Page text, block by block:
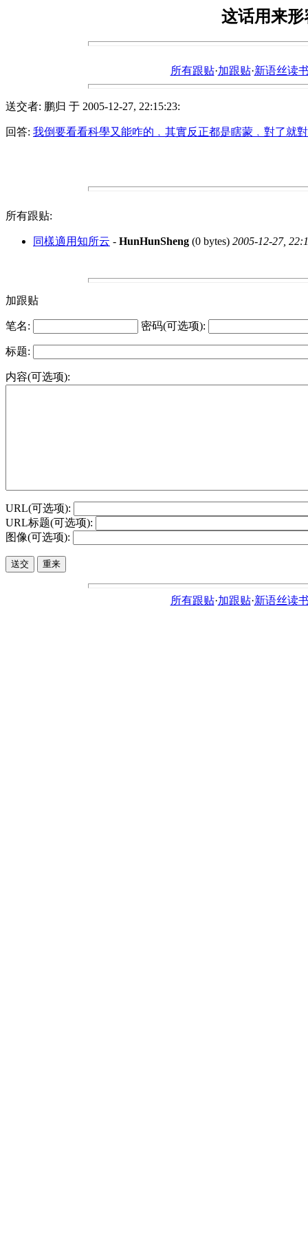
这话用来
所有跟贴·加跟贴·新语丝读
送交者: 鹏归 于 2005-12-27, 22:15:23:
回答: 我倒要看看科學又能咋的﹐其實反正都是瞎蒙﹐對了就
所有跟贴:
同樣適用知所云 - HunHunSheng (0 bytes) 2005-12-27,
加跟贴
笔名: 密码(可选项):
标题:
内容(可选项):
URL(可选项):
URL标题(可选项):
图像(可选项):
所有跟贴·加跟贴·新语丝读